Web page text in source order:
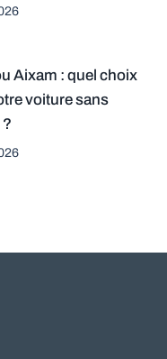
Aixam : quel choix
voiture sans